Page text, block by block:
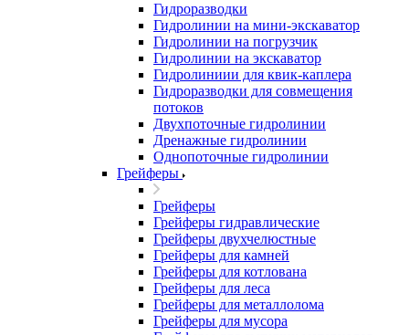
Гидроразводки
Гидролинии на мини-экскаватор
Гидролинии на погрузчик
Гидролинии на экскаватор
Гидролиниии для квик-каплера
Гидроразводки для совмещения
потоков
Двухпоточные гидролинии
Дренажные гидролинии
Однопоточные гидролинии
Грейферы
Грейферы
Грейферы гидравлические
Грейферы двухчелюстные
Грейферы для камней
Грейферы для котлована
Грейферы для леса
Грейферы для металлолома
Грейферы для мусора